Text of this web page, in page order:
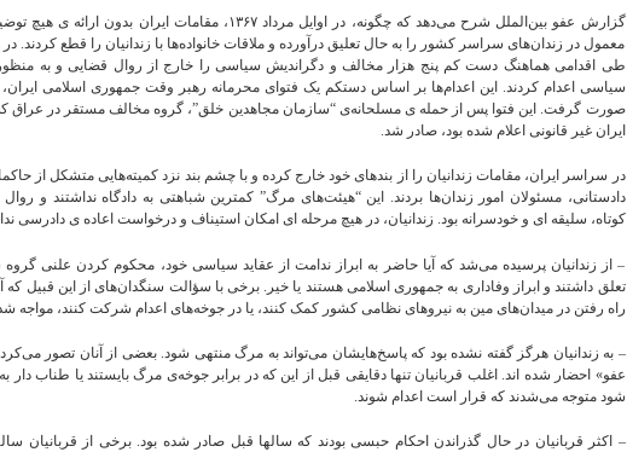
گزارش عفو بین‌الملل شرح می‌دهد که چگونه، در اوایل مرداد ۱۳۶۷، مقامات ایران
معمول در زندان‌های سراسر کشور را به حال تعلیق درآورده و ملاقات خانواده‌ها با زندانیان را قطع کردند. در
طی اقدامی هماهنگ دست کم پنج هزار مخالف و دگراندیش سیاسی را خارج از روال قضایی و به
سیاسی اعدام کردند. این اعدام‌ها بر اساس دستکم یک فتوای محرمانه رهبر وقت جمهوری اسلامی ایران،
صورت گرفت. این فتوا پس از حمله‌ ی مسلحانه‌ی “سازمان مجاهدین خلق”، گروه مخالف مستقر در عراق
ایران غیر قانونی اعلام شده بود، صادر شد.
در سراسر ایران، مقامات زندانیان را از بندهای خود خارج کرده و با چشم‌ بند نزد کمیته‌هایی متشکل از
دادستانی، مسئولان امور زندان‌ها بردند. این “هیئت‌های مرگ” کمترین شباهتی به دادگاه نداشتند و
کوتاه، سلیقه ‌ای و خودسرانه بود. زندانیان، در هیچ مرحله ‌ای امکان استیناف و درخواست اعاده‌ ی دادرسی
– از زندانیان پرسیده می‌شد که آیا حاضر به ابراز ندامت از عقاید سیاسی خود، محکوم کردن علنی
تعلق داشتند و ابراز وفاداری به جمهوری اسلامی هستند یا خیر. برخی با سؤالت سنگدان‌های از این قبیل که
راه رفتن در میدان‌های مین به نیروهای نظامی کشور کمک کنند، یا در جوخه‌های اعدام شرکت کنند، مواجه
– به زندانیان هرگز گفته نشده بود که پاسخ‌هایشان می‌تواند به مرگ منتهی شود. بعضی از آنان تصور
عفو» احضار شده‌ اند. اغلب قربانیان تنها دقایقی قبل از این که در برابر جوخه‌ی مرگ بایستند یا طناب دار
شود متوجه می‌شدند که قرار است اعدام شوند.
– اکثر قربانیان در حال گذراندن احکام حبسی بودند که سالها قبل صادر شده بود. برخی از قربانیان